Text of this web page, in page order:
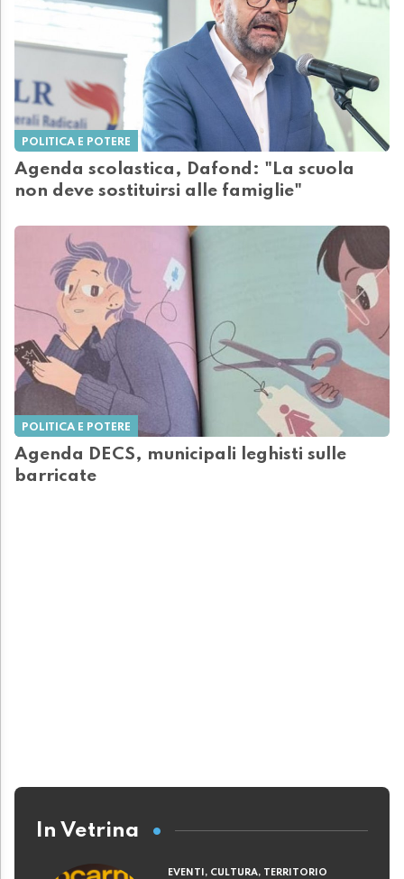
POLITICA E POTERE
Agenda scolastica, Dafond: "La scuola
non deve sostituirsi alle famiglie"
POLITICA E POTERE
Agenda DECS, municipali leghisti sulle
barricate
In Vetrina
EVENTI, CULTURA, TERRITORIO